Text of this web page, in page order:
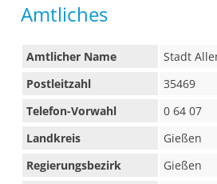
Amtliches
Amtlicher Name
Stadt
Postleitzahl
35469
Telefon-Vorwahl
0 64 07
Landkreis
Gießen
Regierungsbezirk
Gießen